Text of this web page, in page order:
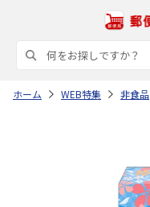
ホーム WEB特集 非食品